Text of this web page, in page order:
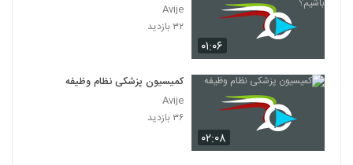
67
030068 - فلسفه زبان
030069 - فلسفه زبان
۶۱۳ بازدید
۰۱:۰۶
Avije
۳۲ بازدید
۰۲:۰۸
کمیسیون پزشکی نظام وظیفه
Avije
۳۶ بازدید